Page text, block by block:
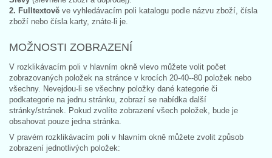
2. Fulltextově ve vyhledávacím poli katalogu podle názvu zboží, čísla
zboží nebo čísla karty, znáte-li je.
MOŽNOSTI ZOBRAZENÍ
V rozklikávacím poli v hlavním okně vlevo můžete volit počet
zobrazovaných položek na stránce v krocích 20-40--80 položek nebo
všechny. Nevejdou-li se všechny položky dané kategorie či
podkategorie na jednu stránku, zobrazí se nabídka další
stránky/stránek. Pokud zvolíte zobrazení všech položek, bude je
obsahovat pouze jedna stránka.
V pravém rozklikávacím poli v hlavním okně můžete zvolit způsob
zobrazení jednotlivých položek: